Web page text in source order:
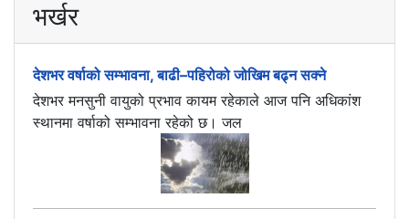
भर्खर
देशभर वर्षाको सम्भावना, बाढी–पहिरोको जोखिम बढ्न सक्ने
देशभर मनसुनी वायुको प्रभाव कायम रहेकाले आज पनि अधिकांश
स्थानमा वर्षाको सम्भावना रहेको छ। जल